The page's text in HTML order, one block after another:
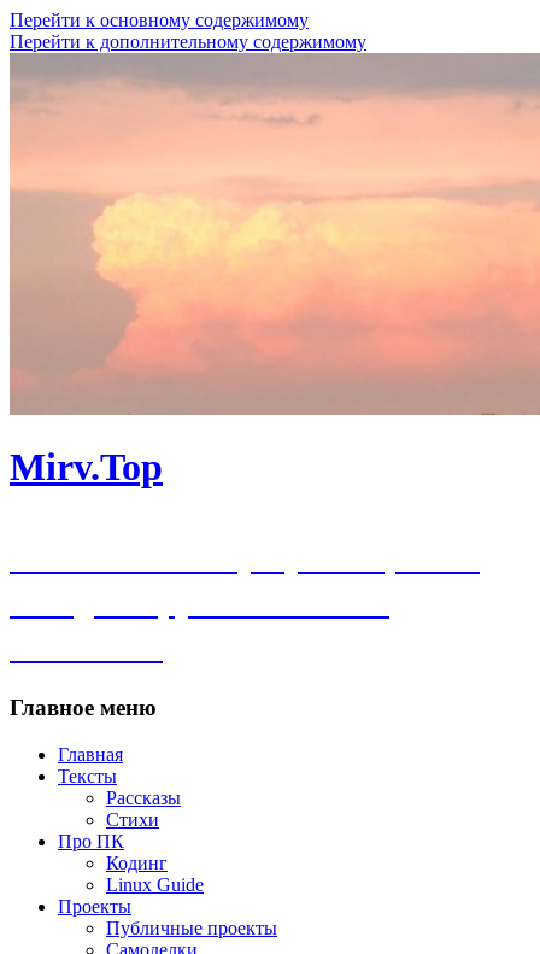
Перейти к основному содержимому
Перейти к дополнительному содержимому
Mirv.Top
Главное меню
Главная
Тексты
Рассказы
Стихи
Про ПК
Кодинг
Linux Guide
Проекты
Публичные проекты
Самоделки